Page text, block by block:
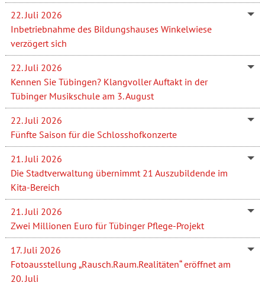
22. Juli 2026
Inbetriebnahme des Bildungshauses Winkelwiese
verzögert sich
22. Juli 2026
Kennen Sie Tübingen? Klangvoller Auftakt in der
Tübinger Musikschule am 3. August
22. Juli 2026
Fünfte Saison für die Schlosshofkonzerte
21. Juli 2026
Die Stadtverwaltung übernimmt 21 Auszubildende im
Kita-Bereich
21. Juli 2026
Zwei Millionen Euro für Tübinger Pflege-Projekt
17. Juli 2026
Fotoausstellung „Rausch.Raum.Realitäten“ eröffnet am
20. Juli